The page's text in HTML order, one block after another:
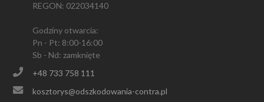
REGON: 022034140
Godziny otwarcia:
Pn - Pt: 8:00-16:00
Sb - Nd: zamknięte
+48 733 758 111
kosztorys@odszkodowania-contra.pl